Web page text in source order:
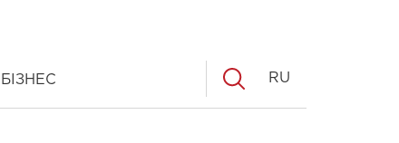
БІЗНЕС RU